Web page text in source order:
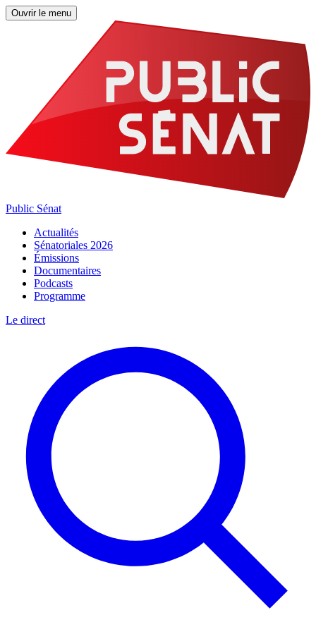
Ouvrir le menu
Public Sénat
Actualités
Sénatoriales 2026
Émissions
Documentaires
Podcasts
Programme
Le direct